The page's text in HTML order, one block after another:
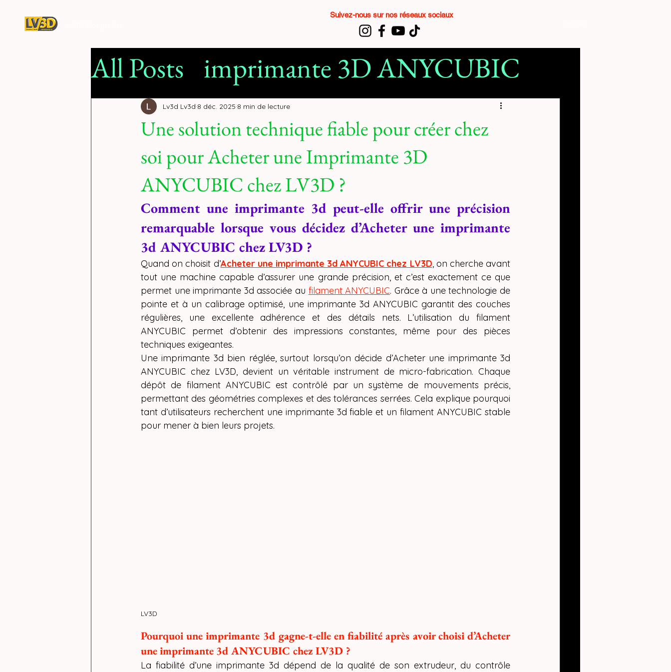
Suivez-nous sur nos réseaux sociaux
All Posts imprimante 3D ANYCUBIC
Filament ANYCUBIC imprimante 3D
impression 3D filament 3D
concession LV3D
CREALITY SPARKX i7 Color Combo
formation impression 3D
Une solution technique fiable pour créer chez
soi pour Acheter une Imprimante 3D
ANYCUBIC chez LV3D ?
Lv3d Lv3d 8 déc. 2025 8 min de lecture
Comment une imprimante 3d peut-elle offrir une précision
remarquable lorsque vous décidez d’Acheter une imprimante
3d ANYCUBIC chez LV3D ?
Quand on choisit d’Acheter une imprimante 3d ANYCUBIC chez LV3D, on cherche avant
tout une machine capable d’assurer une grande précision, et c’est exactement ce que
permet une imprimante 3d associée au filament ANYCUBIC. Grâce à une technologie de
pointe et à un calibrage optimisé, une imprimante 3d ANYCUBIC garantit des couches
régulières, une excellente adhérence et des détails nets. L’utilisation du filament
ANYCUBIC permet d’obtenir des impressions constantes, même pour des pièces
techniques exigeantes.
Une imprimante 3d bien réglée, surtout lorsqu’on décide d’Acheter une imprimante 3d
ANYCUBIC chez LV3D, devient un véritable instrument de micro-fabrication. Chaque
dépôt de filament ANYCUBIC est contrôlé par un système de mouvements précis,
permettant des géométries complexes et des tolérances serrées. Cela explique pourquoi
tant d’utilisateurs recherchent une imprimante 3d fiable et un filament ANYCUBIC stable
pour mener à bien leurs projets.
LV3D
Pourquoi une imprimante 3d gagne-t-elle en fiabilité après avoir choisi d’Acheter
une imprimante 3d ANYCUBIC chez LV3D ?
La fiabilité d’une imprimante 3d dépend de la qualité de son extrudeur, du contrôle